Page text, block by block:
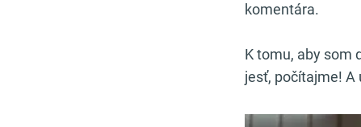
komentára.
K tomu, aby som
jesť, počítajme! A